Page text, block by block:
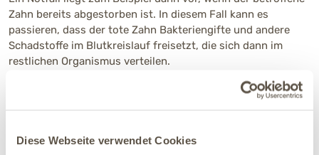
Diese Webseite verwendet Cookies
Zahn bereits abgestorben ist. In diesem Fall kann es
passieren, dass der tote Zahn Bakteriengifte und andere
Schadstoffe im Blutkreislauf freisetzt, die sich dann im
restlichen Organismus verteilen.
Sollte kein Notfall vorliegen, empfehlen wir, Dir vor einer
Zahnextraktion bei Deinem Hund eine zweite Meinung
schonende Verfahren wie z. B. die Laserfeldtherapie